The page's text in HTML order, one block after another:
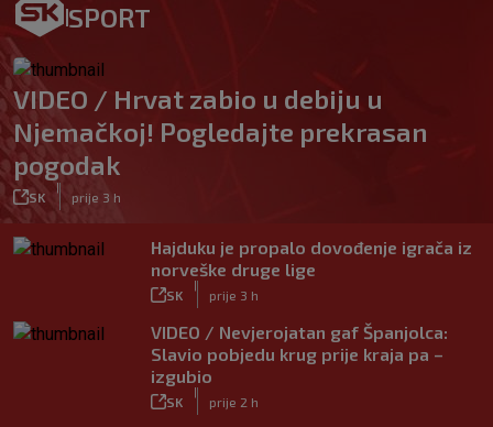
SPORT
VIDEO / Hrvat zabio u debiju u
Njemačkoj! Pogledajte prekrasan
pogodak
SK prije 3 h
Hajduku je propalo dovođenje igrača iz
norveške druge lige
SK prije 3 h
VIDEO / Nevjerojatan gaf Španjolca:
Slavio pobjedu krug prije kraja pa –
izgubio
SK prije 2 h